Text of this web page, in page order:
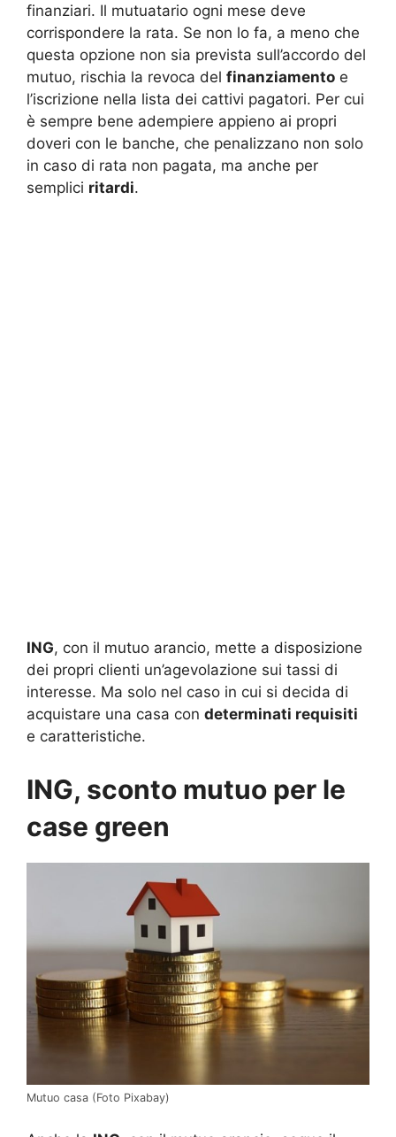
finanziari. Il mutuatario ogni mese deve
corrispondere la rata. Se non lo fa, a meno che
questa opzione non sia prevista sull’accordo del
mutuo, rischia la revoca del finanziamento e
l’iscrizione nella lista dei cattivi pagatori. Per cui
è sempre bene adempiere appieno ai propri
doveri con le banche, che penalizzano non solo
in caso di rata non pagata, ma anche per
semplici ritardi.
ING, con il mutuo arancio, mette a disposizione
dei propri clienti un’agevolazione sui tassi di
interesse. Ma solo nel caso in cui si decida di
acquistare una casa con determinati requisiti
e caratteristiche.
ING, sconto mutuo per le
case green
Mutuo casa (Foto Pixabay)